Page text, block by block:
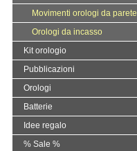
Movimenti orologi da parete
Orologi da incasso
Kit orologio
Pubblicazioni
Orologi
Batterie
Idee regalo
% Sale %